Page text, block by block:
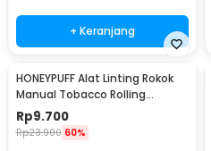
+ Keranjang
HONEYPUFF Alat Linting Rokok
Manual Tobacco Rolling
Machine 6-8x110mm - QQ001
Rp9.700
Rp23.900 60%